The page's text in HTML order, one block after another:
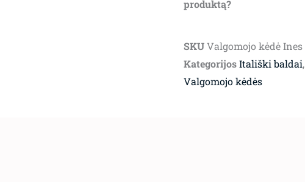
produktą?
SKUValgomojo kėdė Ines
KategorijosItališki baldai,
Valgomojo kėdės